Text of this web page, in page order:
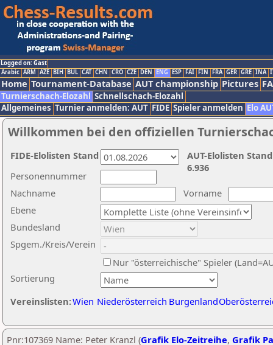
Logged on: Gast
Arabic ARM AZE BIH BUL CAT CHN CRO CZE DEN ENG ESP FAI FIN FRA GER GRE INA
Home Tournament-Database AUT championship Pictures
Turnierschach-Elozahl Schnellschach-Elozahl
Allgemeines Turnier anmelden: AUT FIDE Spieler anmelden Elo
Willkommen bei den offiziellen
Nachname
Vorname
Ebene
Sortierung
Personennummer
Bundesland
Spgem./Kreis/Verein
Nur "österreichische" Spieler
Vereinslisten:Wien Niederösterreich Burgenland
AUT-Elolisten
6.936
FIDE-Elolisten Stand
Pnr:107369 Name: Peter Kranzl (Grafik Elo-Zeitreihe, Grafik